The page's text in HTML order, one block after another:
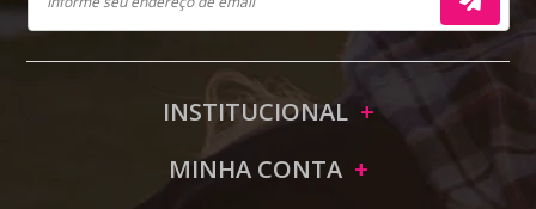
INSTITUCIONAL
MINHA CONTA